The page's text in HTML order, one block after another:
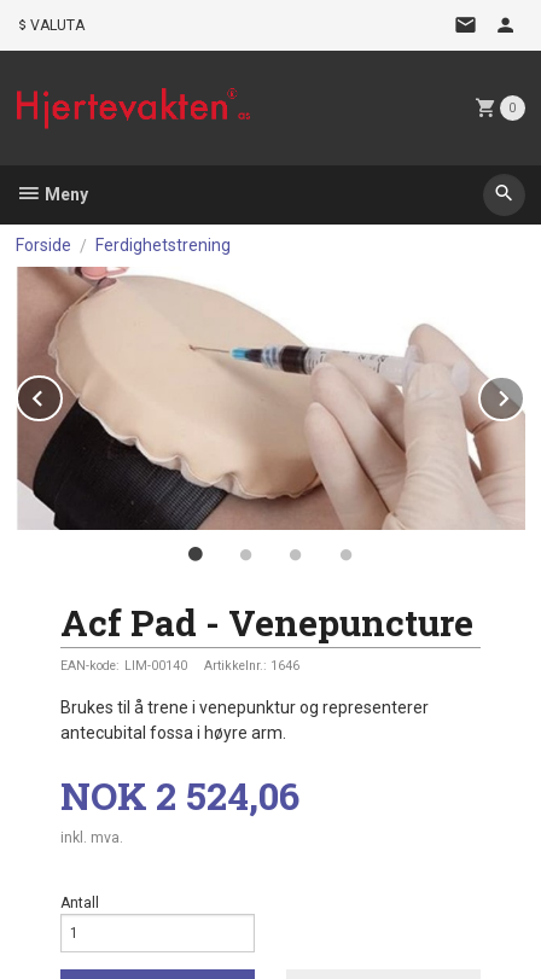
VALUTA
0
Meny
Forside Ferdighetstrening
Prev
Acf Pad - Venepuncture
EAN-kode: LIM-00140 Artikkelnr.: 1646
Brukes til å trene i venepunktur og representerer
antecubital fossa i høyre arm.
Pris
NOK 2 524,06
inkl. mva.
Antall